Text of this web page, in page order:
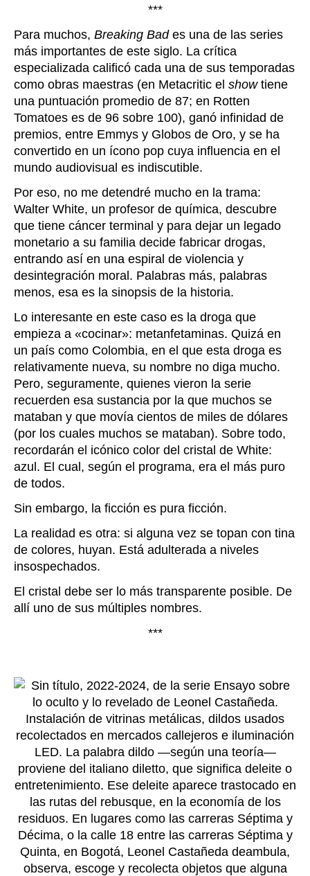
***
Para muchos, Breaking Bades una de las series
más importantes de este siglo. La crítica
especializada calificó cada una de sus temporadas
como obras maestras (en Metacritic el showtiene
una puntuación promedio de 87; en Rotten
Tomatoes es de 96 sobre 100), ganó infinidad de
premios, entre Emmys y Globos de Oro, y se ha
convertido en un ícono pop cuya influencia en el
mundo audiovisual es indiscutible.
Por eso, no me detendré mucho en la trama:
Walter White, un profesor de química, descubre
que tiene cáncer terminal y para dejar un legado
monetario a su familia decide fabricar drogas,
entrando así en una espiral de violencia y
desintegración moral. Palabras más, palabras
menos, esa es la sinopsis de la historia.
Lo interesante en este caso es la droga que
empieza a «cocinar»: metanfetaminas. Quizá en
un país como Colombia, en el que esta droga es
relativamente nueva, su nombre no diga mucho.
Pero, seguramente, quienes vieron la serie
recuerden esa sustancia por la que muchos se
mataban y que movía cientos de miles de dólares
(por los cuales muchos se mataban). Sobre todo,
recordarán el icónico color del cristal de White:
azul. El cual, según el programa, era el más puro
de todos.
Sin embargo, la ficción es pura ficción.
La realidad es otra: si alguna vez se topan con tina
de colores, huyan. Está adulterada a niveles
insospechados.
El cristal debe ser lo más transparente posible. De
allí uno de sus múltiples nombres.
***